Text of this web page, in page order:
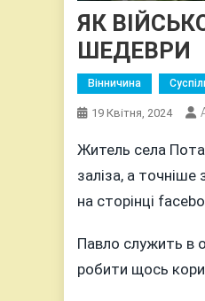
ЯК
ШЕДЕВРИ
Вінничина
19 Квітня, 2024
Житель села
заліза, а
на сторінці
Павло служить в
робити щось